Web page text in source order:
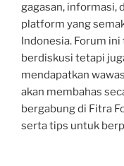
gagasan, informasi,
platform yang
Indonesia. Forum
berdiskusi tetapi
mendapatkan
akan membahas
bergabung di Fitra
serta tips untuk